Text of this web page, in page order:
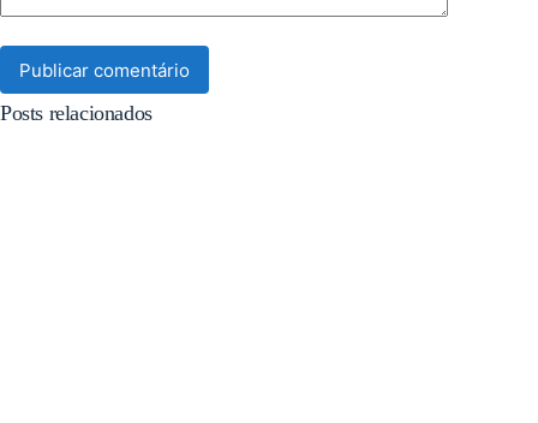
Publicar comentário
Posts relacionados